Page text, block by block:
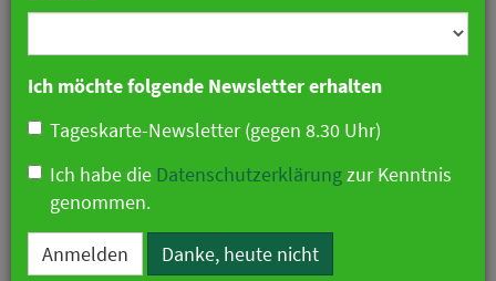
Ausstellung "Puresgold" im Hotel de Rome in Berlin
Ich möchte folgende Newsletter erhalten
Tageskarte-Newsletter (gegen 8.30 Uhr)
Ich habe die Datenschutzerklärungzur Kenntnis
genommen.
Anmelden Danke, heute nicht